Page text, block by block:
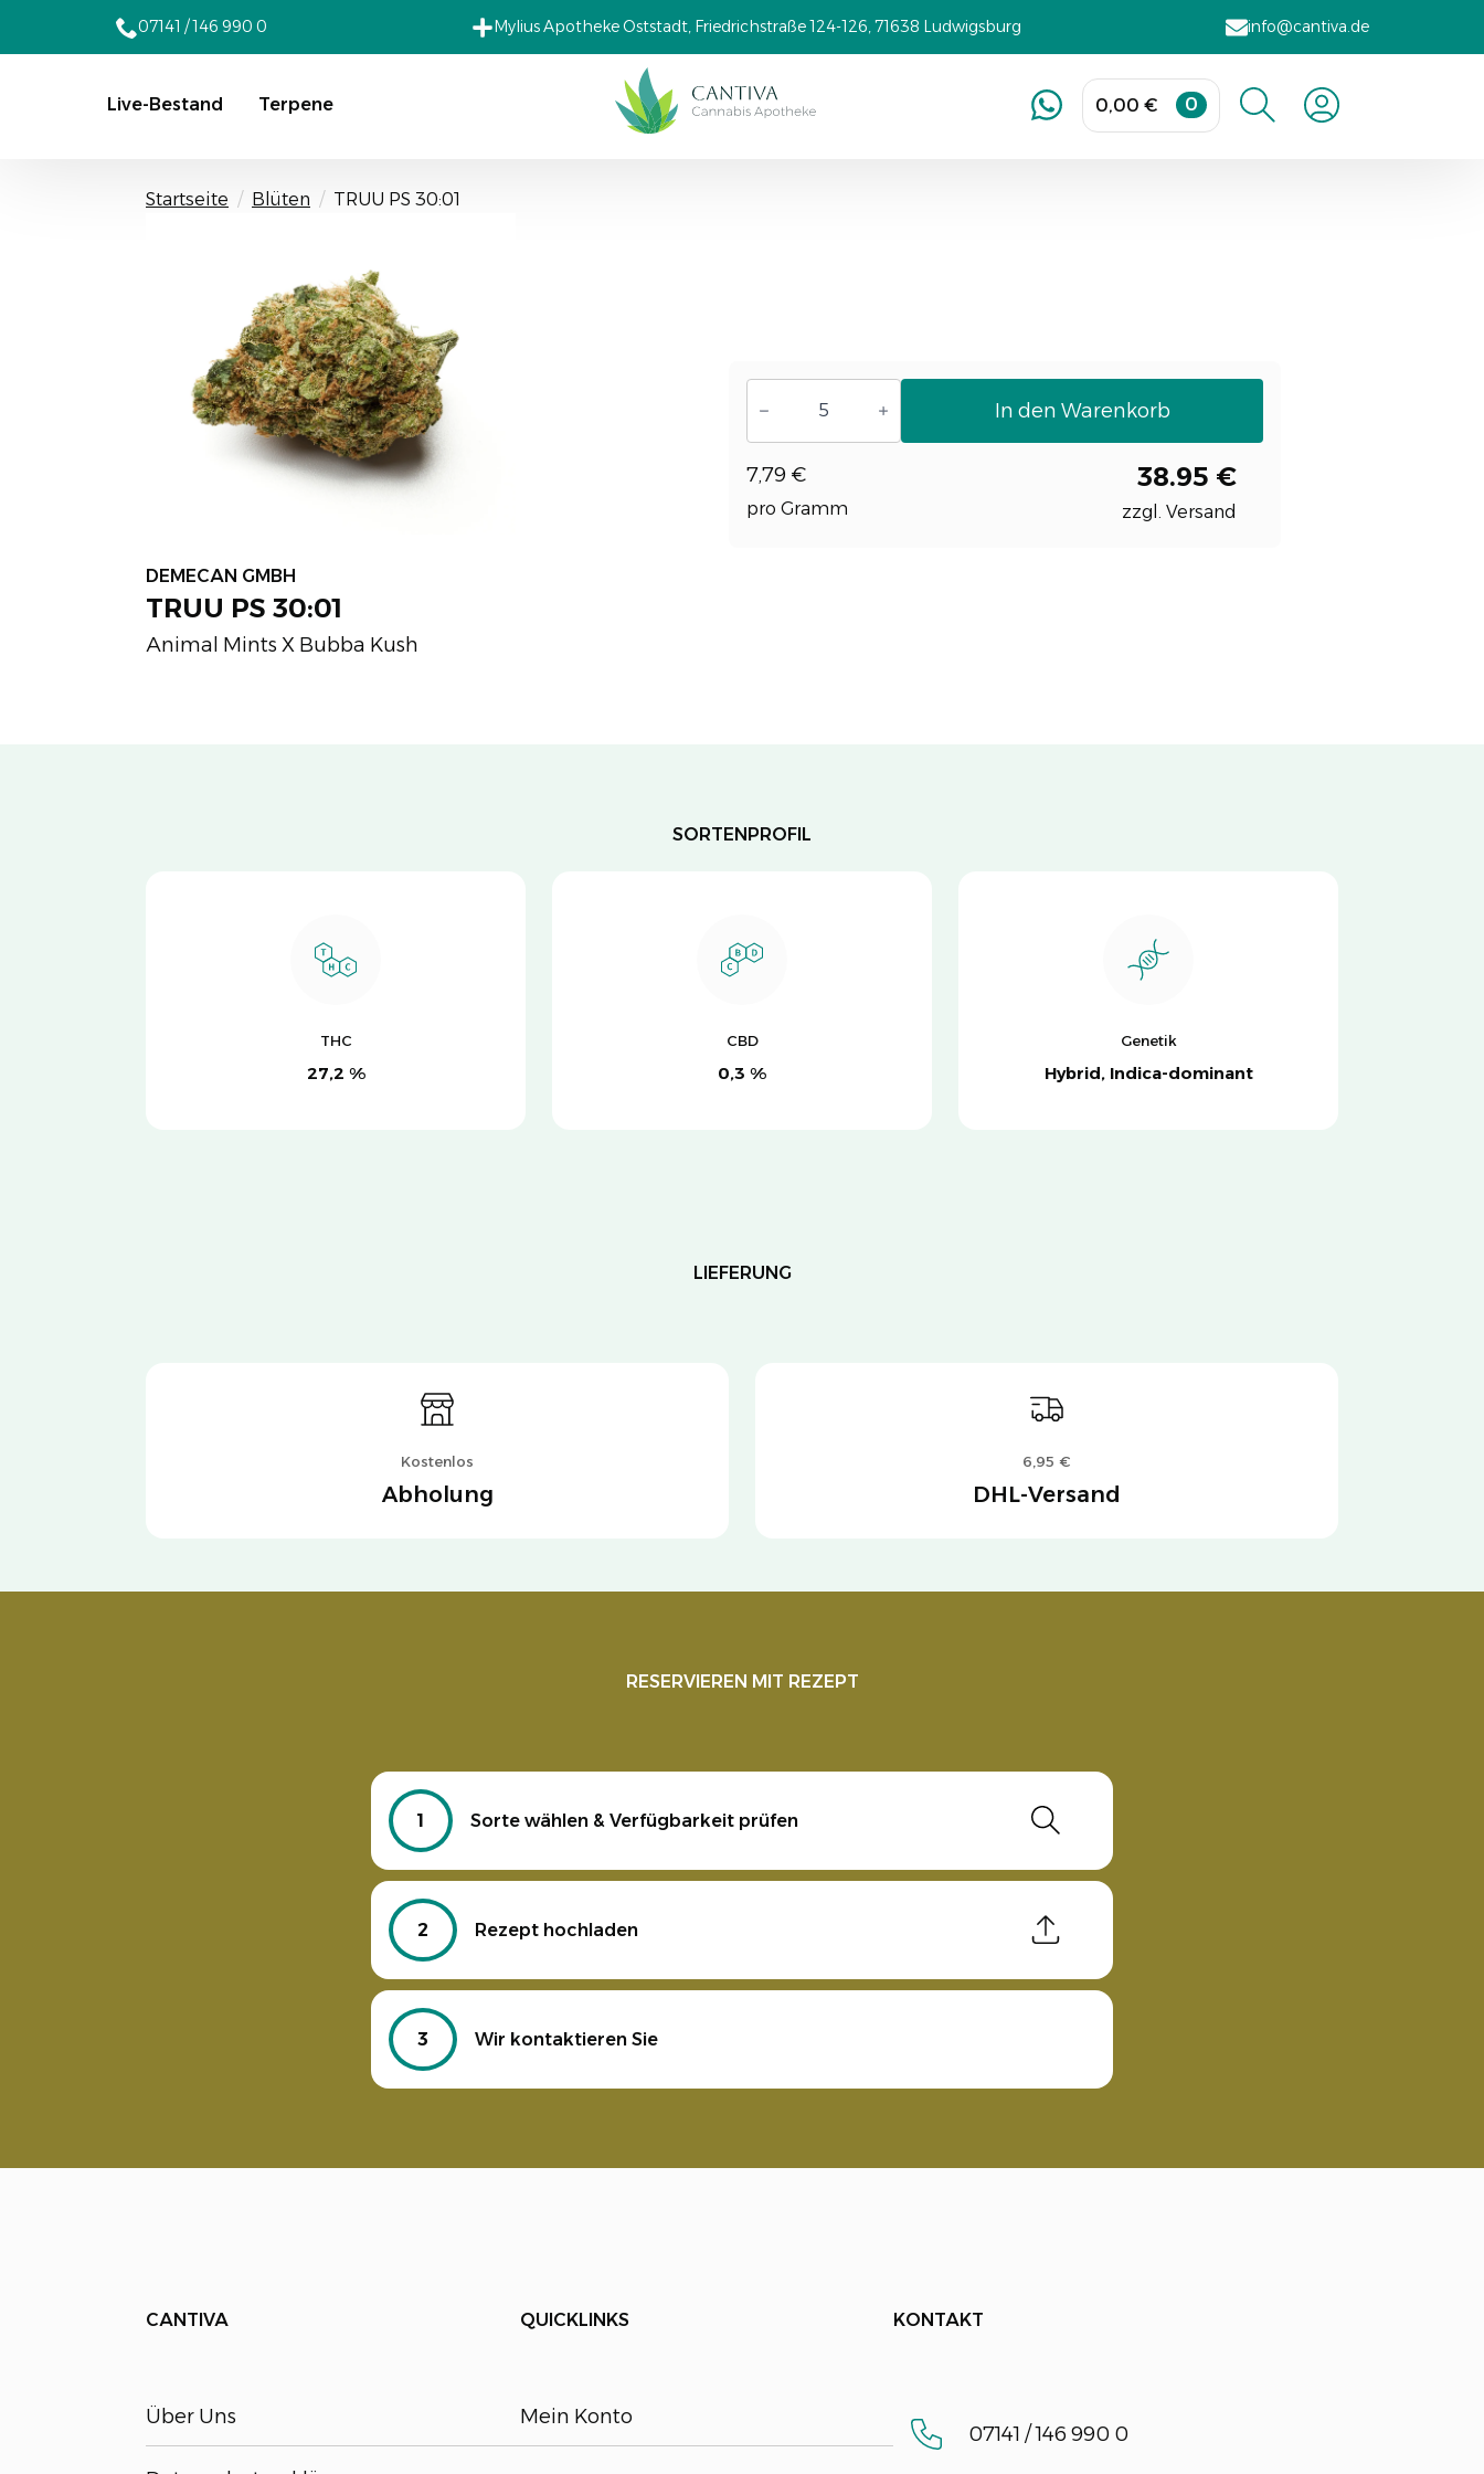
07141 / 146 990 0 Mylius Apotheke Oststadt, Friedrichstraße 124-126, 71638 Ludwigsburg info@cantiva.de
Live-Bestand Terpene 0,00 €
0
Startseite
Blüten TRUU PS 30:01
DEMECAN GMBH
TRUU PS 30:01
Animal Mints X Bubba Kush
TRUU
MENGE
In den Warenkorb
7,79 €
pro Gramm
38.95 €
zzgl. Versand
SORTENPROFIL
THC
27,2 %
CBD
0,3 %
Genetik
Hybrid, Indica-dominant
LIEFERUNG
Kostenlos
Abholung
6,95 €
DHL-Versand
RESERVIEREN MIT REZEPT
1 Sorte wählen & Verfügbarkeit prüfen
2 Rezept hochladen
3 Wir kontaktieren Sie
CANTIVA
Über Uns
QUICKLINKS
Mein Konto
KONTAKT
07141 / 146 990 0